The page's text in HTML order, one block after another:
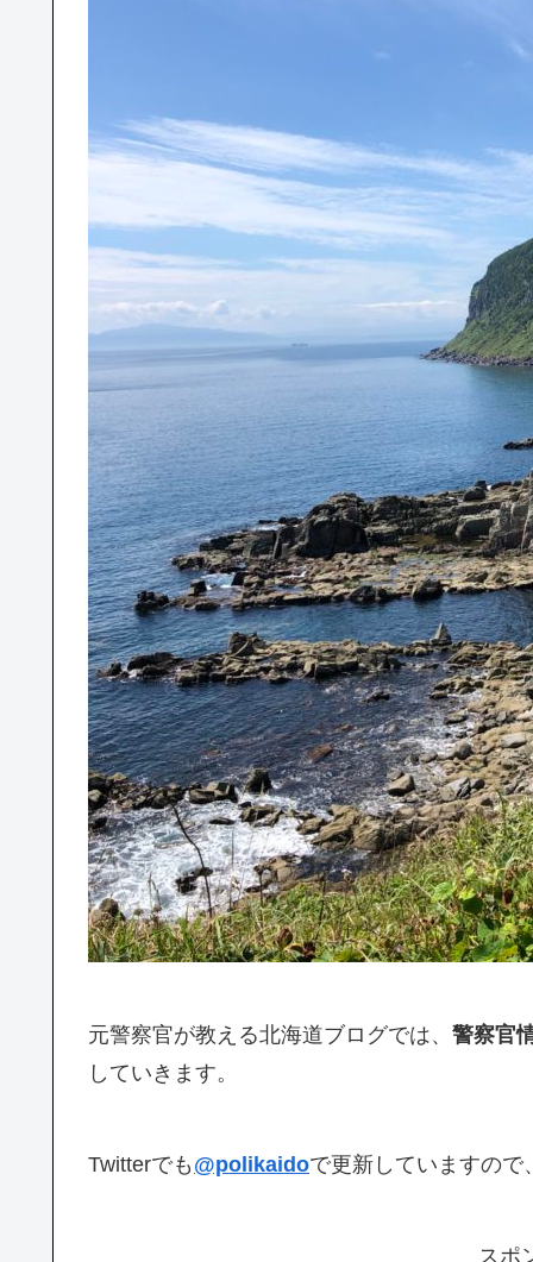
元警察官が教える北海道ブログでは、 警察官
していきます。
Twitterでも @polikaidoで更新していますの
スポ